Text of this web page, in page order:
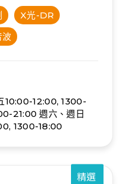
X光-DR
波
10:00-12:00, 1300-
21:00 週六、週日
1300-18:00
精選